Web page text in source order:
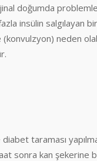
doğumda
insülin salgılayan
(konvulzyon) neden
taraması
sonra kan şekerine